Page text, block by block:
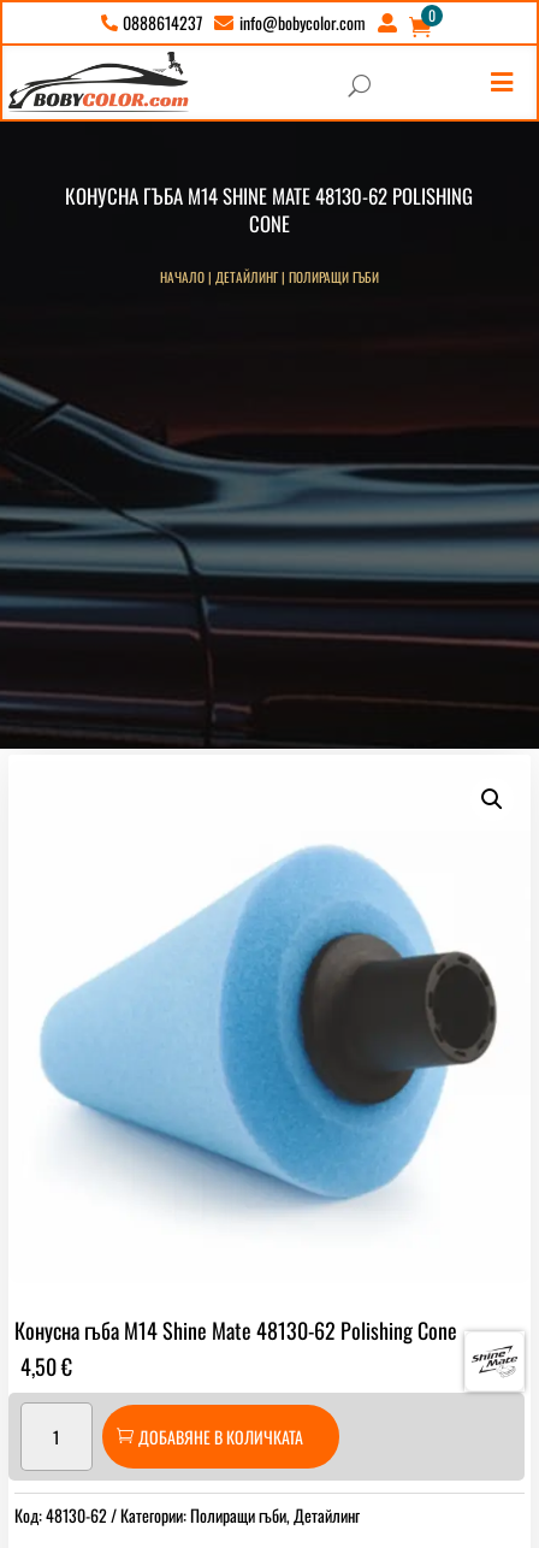
 0888614237  info@bobycolor.com  
0

U
КОНУСНА ГЪБА М14 SHINE MATE 48130-62 POLISHING
CONE
НАЧАЛО| ДЕТАЙЛИНГ| ПОЛИРАЩИ ГЪБИ
Конусна гъба М14 Shine Mate 48130-62 Polishing Cone
4,50€
Конусна
гъба
М14
ДОБАВЯНЕ В КОЛИЧКАТА
Код:48130-62 Категории:Полиращи гъби,Детайлинг